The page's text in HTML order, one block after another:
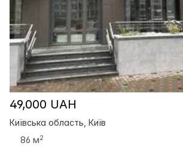
49,000 UAH
Київська область, Київ
86 м2